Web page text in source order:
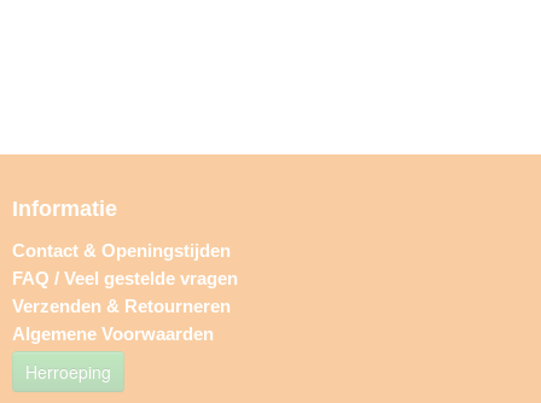
Informatie
Contact & Openingstijden
FAQ / Veel gestelde vragen
Verzenden & Retourneren
Algemene Voorwaarden
Herroeping